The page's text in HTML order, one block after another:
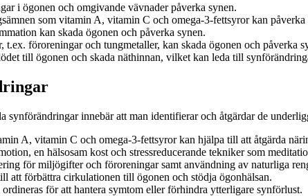
i ögonen och omgivande vävnader påverka synen.
som vitamin A, vitamin C och omega-3-fettsyror kan påverka
kan skada ögonen och påverka synen.
föroreningar och tungmetaller, kan skada ögonen och påverka
till ögonen och skada näthinnan, vilket kan leda till
synförändringar innebär att man identifierar och åtgärdar de
A, vitamin C och omega-3-fettsyror kan hjälpa till att åtgärda
en hälsosam kost och stressreducerande tekniker som
för miljögifter och föroreningar samt användning av naturliga
att förbättra cirkulationen till ögonen och stödja ögonhälsan.
för att hantera symtom eller förhindra ytterligare synförlust.